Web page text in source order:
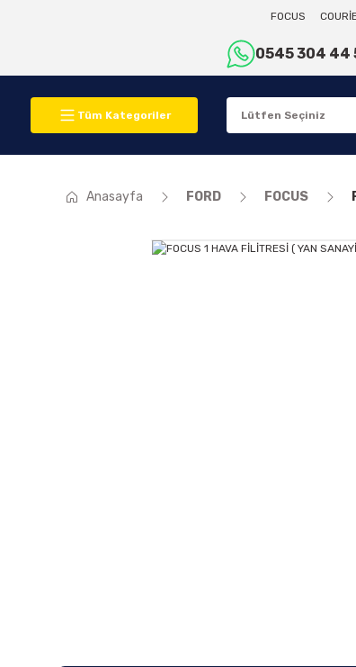
FOCUS
0545 304 44
Tüm Kategoriler
Anasayfa FORD FOCUS